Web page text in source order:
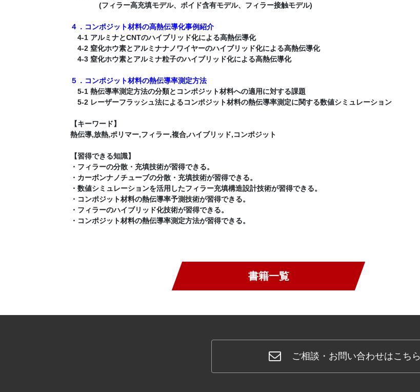
(フィラー高充填モデル、ボイド含有モデル、フィラー接触モデル)
４．コンポジット材料の高熱伝導化事例紹介
4-1 アルミナとCNTのハイブリッド化による高熱伝導化
4-2 窒化ホウ素とアルミナナノワイヤーのハイブリッド化による高熱伝導化
4-3 窒化ホウ素とアルミナ粒子のハイブリッド化による高熱伝導化
５．コンポジット材料の熱伝導率測定方法
5-1 熱伝導率測定方法の分類とコンポジット材料への適用に対する課題
5-2 レーザーフラッシュ法によるコンポジット材料の熱伝導率測定に関する数値シミュレーション
【キーワード】
熱伝導,放熱,ポリマー,フィラー,複合,ハイブリッド,コンポジット
【習得できる知識】
・フィラーの分散・充填技術が習得できる。
・カーボンナノチューブの分散・充填技術が習得できる。
・数値シミュレーションを活用したフィラー充填構造設計技術が習得できる。
・コンポジット材料の熱伝導率予測技術が習得できる。
・フィラーのハイブリッド化技術が習得できる。
・コンポジット材料の熱伝導率測定方法が習得できる。
書籍一覧
ご相談・お問い合わせはこちら